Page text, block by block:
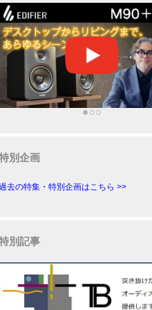
別企画
去の特集・特別企画はこちら >>
別記事